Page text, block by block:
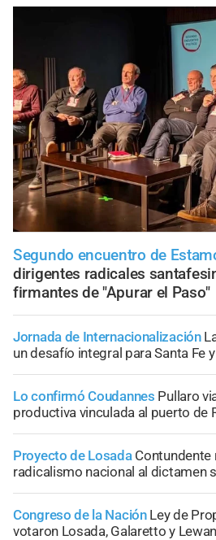
Segundo encuentro de
dirigentes radicales
firmantes de "Apurar el Paso"
Jornada de Internacionalización
un desafío integral para Santa Fe
Lo confirmó Coudannes Pullaro
productiva vinculada al puerto de
Proyecto de Losada Contundente
radicalismo nacional al dictamen
Congreso de la Nación Ley de
votaron Losada, Galaretto y